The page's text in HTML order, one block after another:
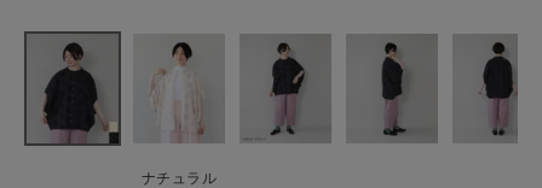
CATEGORY
ナチュラル服
ナチュラル